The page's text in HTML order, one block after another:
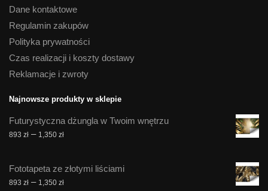
Dane kontaktowe
Regulamin zakupów
Polityka prywatności
Czas realizacji i koszty dostawy
Reklamacje i zwroty
Najnowsze produkty w sklepie
Futurystyczna dżungla w Twoim wnętrzu
893 zł – 1,350 złZakres
893 zł
do
Fototapeta ze złotymi liściami
893 zł – 1,350 złZakres